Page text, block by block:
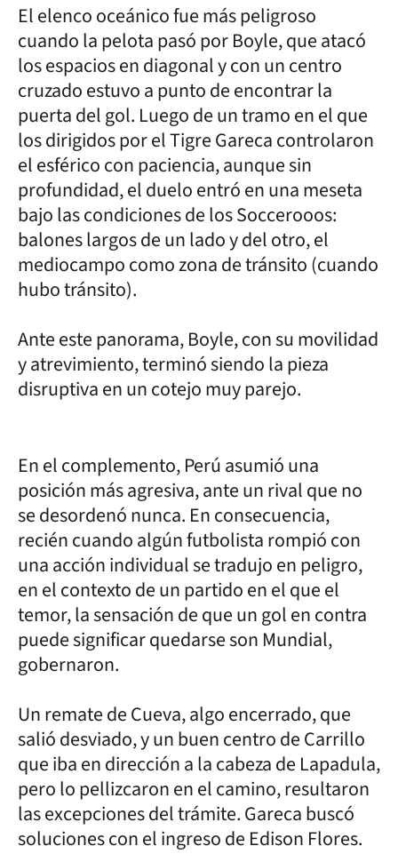
El elenco oceánico fue más peligroso
cuando la pelota pasó por Boyle, que atacó
los espacios en diagonal y con un centro
cruzado estuvo a punto de encontrar la
puerta del gol. Luego de un tramo en el que
los dirigidos por el Tigre Gareca controlaron
el esférico con paciencia, aunque sin
profundidad, el duelo entró en una meseta
bajo las condiciones de los Soccerooos:
balones largos de un lado y del otro, el
mediocampo como zona de tránsito (cuando
hubo tránsito).
Ante este panorama, Boyle, con su movilidad
y atrevimiento, terminó siendo la pieza
disruptiva en un cotejo muy parejo.
En el complemento, Perú asumió una
posición más agresiva, ante un rival que no
se desordenó nunca. En consecuencia,
recién cuando algún futbolista rompió con
una acción individual se tradujo en peligro,
en el contexto de un partido en el que el
temor, la sensación de que un gol en contra
puede significar quedarse son Mundial,
gobernaron.
Un remate de Cueva, algo encerrado, que
salió desviado, y un buen centro de Carrillo
que iba en dirección a la cabeza de Lapadula,
pero lo pellizcaron en el camino, resultaron
las excepciones del trámite. Gareca buscó
soluciones con el ingreso de Edison Flores.